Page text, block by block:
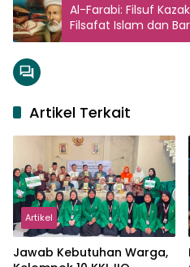
Al-Farabi: Filsuf
Filsafat Islam dan
Artikel Terkait
Artikel
Jawab Kebutuhan Warga,